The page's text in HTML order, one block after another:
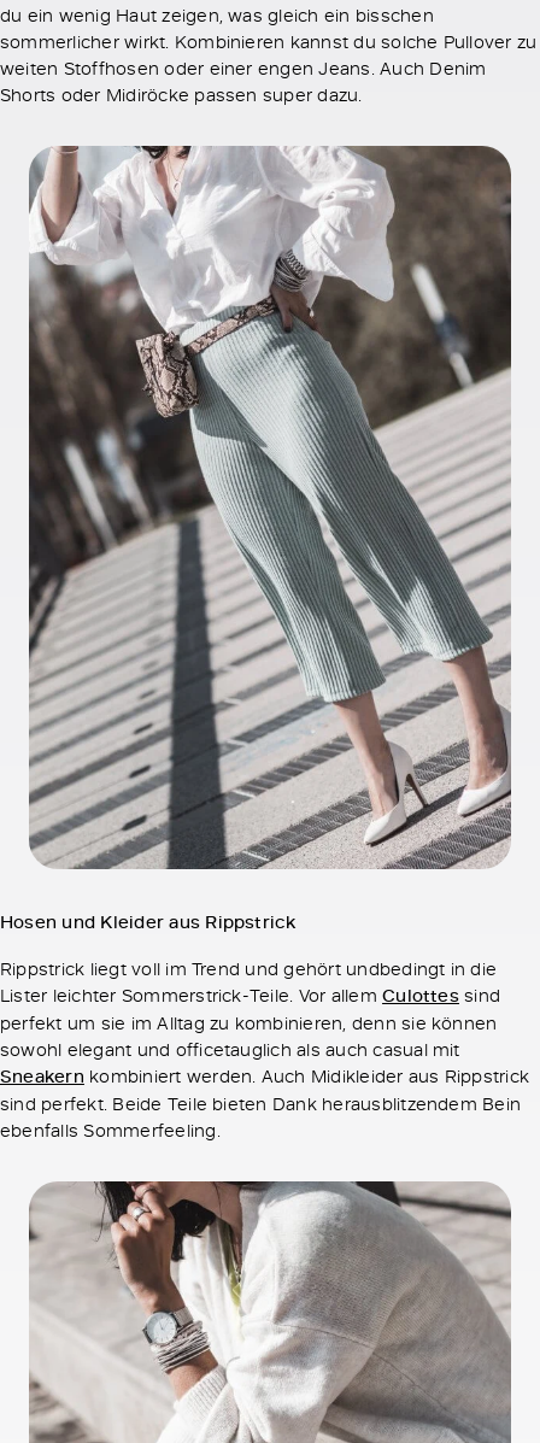
du ein wenig Haut zeigen, was gleich ein bisschen
sommerlicher wirkt. Kombinieren kannst du solche Pullover zu
weiten Stoffhosen oder einer engen Jeans. Auch Denim
Shorts oder Midiröcke passen super dazu.
Hosen und Kleider aus Rippstrick
Rippstrick liegt voll im Trend und gehört undbedingt in die
Lister leichter Sommerstrick-Teile. Vor allemCulottessind
perfekt um sie im Alltag zu kombinieren, denn sie können
sowohl elegant und officetauglich als auch casual mit
Sneakern kombiniert werden. Auch Midikleider aus Rippstrick
sind perfekt. Beide Teile bieten Dank herausblitzendem Bein
ebenfalls Sommerfeeling.